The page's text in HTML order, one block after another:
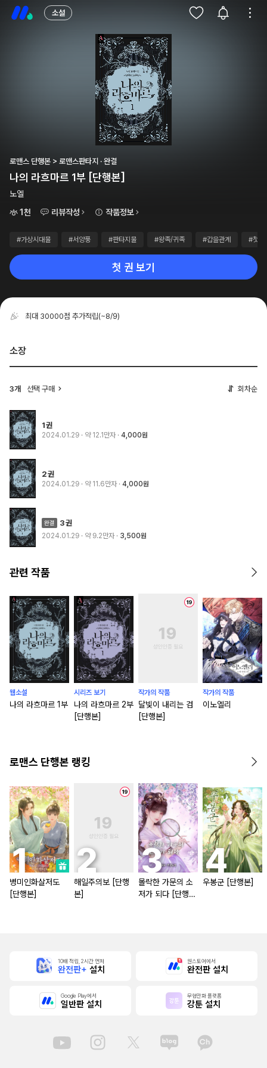
소설
로맨스 단행본 > 로맨스판타지 · 완결
나의 라흐마르 1부 [단행본]
노엘
1천
리뷰작성 작품정보
#가상시대물 #서양풍 #판타지물 #왕족/귀족 #갑을관계 #첫사
첫 권 보기
최대 30000점 추가적립(~8/9)
소장
3개 선택 구매 회차순
1권
2024.01.29 · 약 12.1만자 4,000원
2권
2024.01.29 · 약 11.6만자 4,000원
3권
2024.01.29 · 약 9.2만자 3,500원
관련 작품
웹소설
나의 라흐마르 1부
시리즈 보기
나의 라흐마르 2부
[단행본]
작가의 작품
달빛이 내리는 검
[단행본]
작가의 작품
이노엘리
로맨스 단행본 랭킹
병미인화살저도
[단행본]
해일주의보 [단행
본]
몰락한 가문의 소
저가 되다 [단행
우봉군 [단행본]
10배 적립, 2시간 먼저
완전판+ 설치
원스토어에서
완전판 설치
Google Play에서
일반판 설치
무협만화 플랫폼
강툰 설치